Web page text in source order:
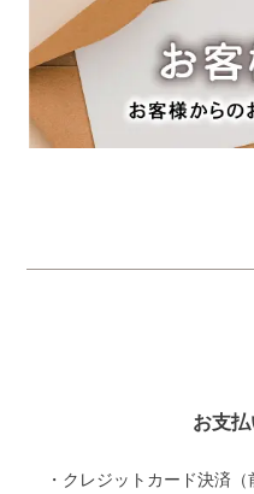
お支
・クレジットカード決済（